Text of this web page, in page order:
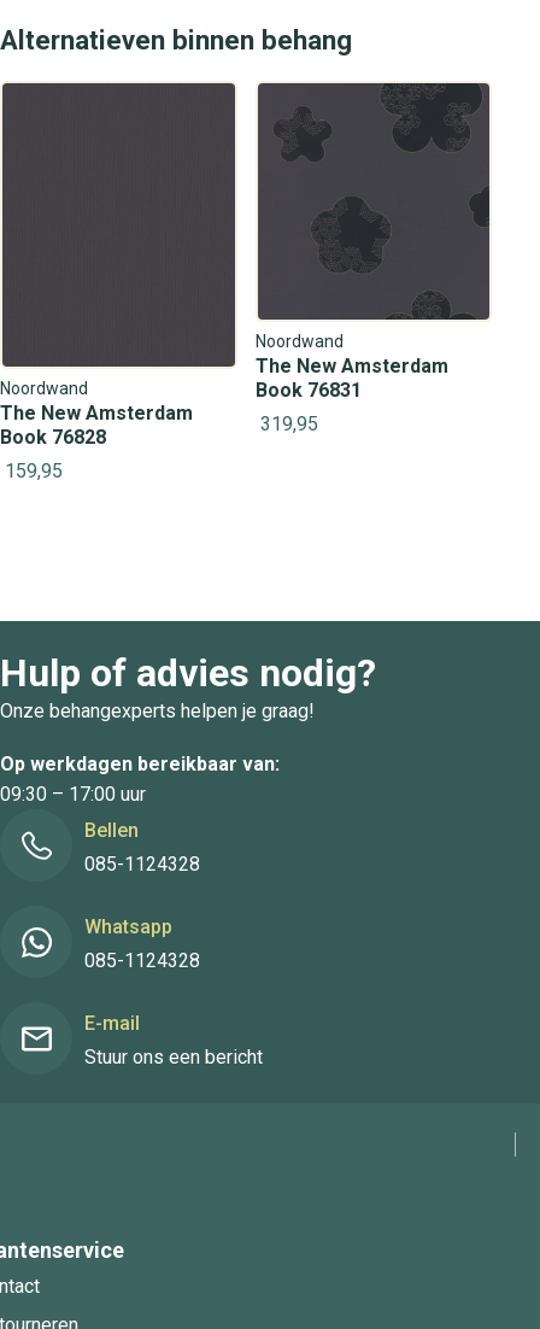
Alternatieven binnen behang
Noordwand
The New Amsterdam
Book 76828
159,95
Noordwand
The New Amsterdam
Book 76831
319,95
Hulp of advies nodig?
Onze behangexperts helpen je graag!
Op werkdagen bereikbaar van:
09:30 – 17:00 uur
Bellen
085-1124328
Whatsapp
085-1124328
E-mail
Stuur ons een bericht